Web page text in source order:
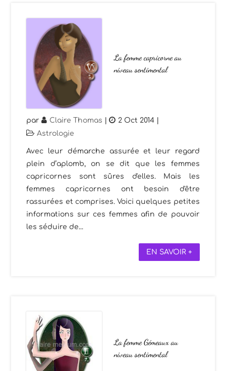
La femme capricorne au
niveau sentimental
par Claire Thomas | 2 Oct 2014
Astrologie
Avec leur démarche assurée et leur regard
plein d’aplomb, on se dit que les femmes
capricornes sont sûres d'elles. Mais les
femmes capricornes ont besoin d'être
rassurées et comprises. Voici quelques petites
informations sur ces femmes afin de pouvoir
les séduire de...
EN SAVOIR +
La femme Gémeaux au
niveau sentimental